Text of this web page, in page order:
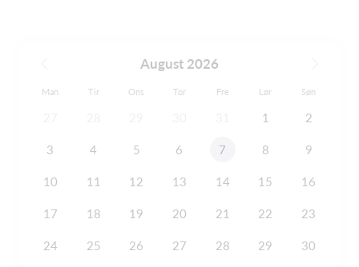
August 2026
Man Tir Ons Tor Fre Lør Søn
1 2
3 4 5 6 7 8 9
10 11 12 13 14 15 16
17 18 19 20 21 22 23
24 25 26 27 28 29 30